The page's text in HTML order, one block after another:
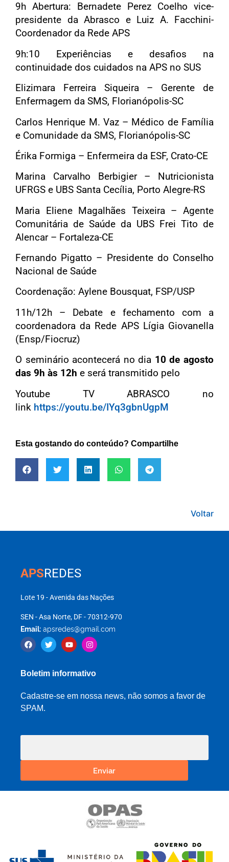
9h Abertura: Bernadete Perez Coelho vice-
presidente da Abrasco e Luiz A. Facchini-
Coordenador da Rede APS
9h:10 Experiências e desafios na
continuidade dos cuidados na APS no SUS
Elizimara Ferreira Siqueira – Gerente de
Enfermagem da SMS, Florianópolis-SC
Carlos Henrique M. Vaz – Médico de Família
e Comunidade da SMS, Florianópolis-SC
Érika Formiga – Enfermeira da ESF, Crato-CE
Marina Carvalho Berbigier – Nutricionista
UFRGS e UBS Santa Cecília, Porto Alegre-RS
Maria Eliene Magalhães Teixeira – Agente
Comunitária de Saúde da UBS Frei Tito de
Alencar – Fortaleza-CE
Fernando Pigatto – Presidente do Conselho
Nacional de Saúde
Coordenação: Aylene Bousquat, FSP/USP
11h/12h – Debate e fechamento com a
coordenadora da Rede APS Lígia Giovanella
(Ensp/Fiocruz)
O seminário acontecerá no dia 10 de agosto
das 9h às 12h e será transmitido pelo
Youtube TV ABRASCO no
link https://youtu.be/IYq3gbnUgpM
Esta gostando do conteúdo? Compartilhe
Voltar
APSREDES
Lote 19 - Avenida das Nações
SEN - Asa Norte, DF - 70312-970
Email: apsredes@gmail.com
Boletim informativo
Cadastre-se em nossa news, não somos a favor de
SPAM.
Enviar